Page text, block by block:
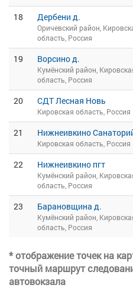
18 Дербени д.
Оричевский район,
область, Россия
19 Ворсино д.
Кумёнский район,
область, Россия
20 СДТ Лесная Новь
Кировская область, Россия
21 Нижнеивкино
Кировская область, Россия
22 Нижнеивкино пгт
Кумёнский район,
область, Россия
23 Барановщина д.
Кумёнский район,
область, Россия
* отображение точек на
точный маршрут
автовокзала